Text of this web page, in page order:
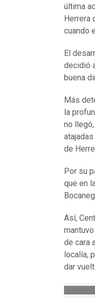
última
Herrera
cuando
El
decidió
buena
Más
la
no
de
Por su
que en
Así,
de cara
localía,
dar